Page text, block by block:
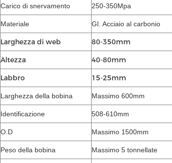
Carico di snervamento 250-350Mpa
Materiale GI. Acciaio al
Larghezza di web 80-350mm
Altezza 40-80mm
Labbro 15-25mm
Larghezza della bobina Massimo 600mm
Identificazione 508-610mm
O.D Massimo 1500mm
Peso della bobina Massimo 5 tonnellate